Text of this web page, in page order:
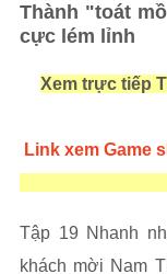
Thành "toát
cực lém lỉnh
Xem trực tiếp
Link xem Game
Tập 19 Nhanh
khách mời Nam